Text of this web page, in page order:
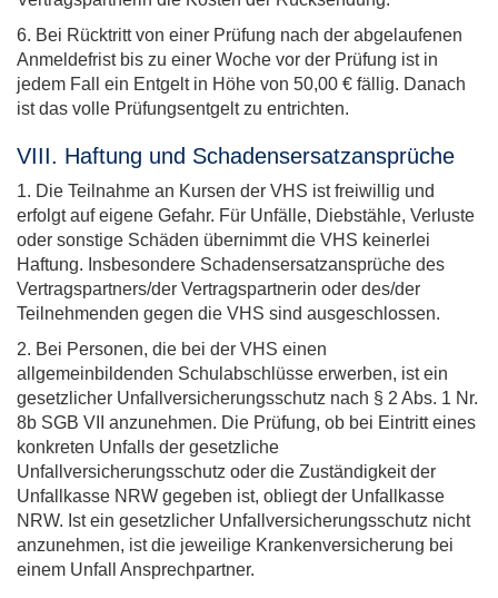
6. Bei Rücktritt von einer Prüfung nach der abgelaufenen
Anmeldefrist bis zu einer Woche vor der Prüfung ist in
jedem Fall ein Entgelt in Höhe von 50,00 € fällig. Danach
ist das volle Prüfungsentgelt zu entrichten.
VIII. Haftung und Schadensersatzansprüche
1. Die Teilnahme an Kursen der VHS ist freiwillig und
erfolgt auf eigene Gefahr. Für Unfälle, Diebstähle, Verluste
oder sonstige Schäden übernimmt die VHS keinerlei
Haftung. Insbesondere Schadensersatzansprüche des
Vertragspartners/der Vertragspartnerin oder des/der
Teilnehmenden gegen die VHS sind ausgeschlossen.
2. Bei Personen, die bei der VHS einen
allgemeinbildenden Schulabschlüsse erwerben, ist ein
gesetzlicher Unfallversicherungsschutz nach § 2 Abs. 1 Nr.
8b SGB VII anzunehmen. Die Prüfung, ob bei Eintritt eines
konkreten Unfalls der gesetzliche
Unfallversicherungsschutz oder die Zuständigkeit der
Unfallkasse NRW gegeben ist, obliegt der Unfallkasse
NRW. Ist ein gesetzlicher Unfallversicherungsschutz nicht
anzunehmen, ist die jeweilige Krankenversicherung bei
einem Unfall Ansprechpartner.